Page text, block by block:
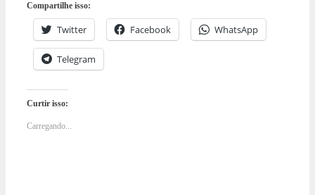
Compartilhe isso:
Twitter Facebook WhatsApp
Telegram
Curtir isso:
Carregando...